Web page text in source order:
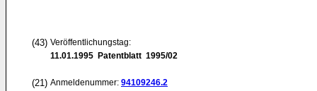
(43) Veröffentlichungstag:
11.01.1995 Patentblatt 1995/02
(21) Anmeldenummer: 94109246.2